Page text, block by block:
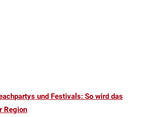
und Festivals: So wird das
Region